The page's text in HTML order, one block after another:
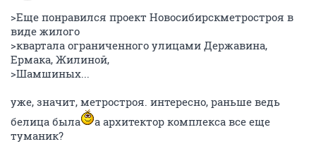
>Еще понравился проект Новосибирскметростроя в
виде жилого
>квартала ограниченного улицами Державина,
Ермака, Жилиной,
>Шамшиных...
уже, значит, метростроя. интересно, раньше ведь
белица была
а архитектор комплекса все еще
туманик?